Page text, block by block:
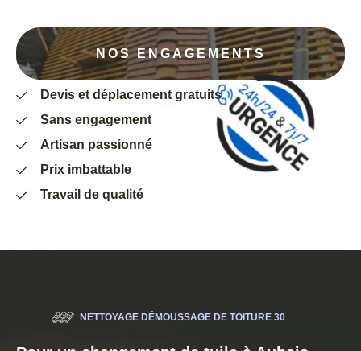
NOS ENGAGEMENTS
Devis et déplacement gratuits
Sans engagement
Artisan passionné
Prix imbattable
Travail de qualité
NETTOYAGE DÉMOUSSAGE DE TOITURE 30